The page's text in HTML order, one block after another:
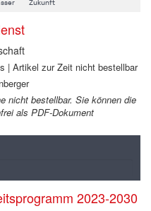
Zukunft
| Artikel zur Zeit nicht bestellbar
nicht bestellbar. Sie können die
als PDF-Dokument
2023-2030